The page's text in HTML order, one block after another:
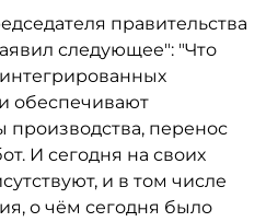
правительства
следующее": "Что
обеспечивают
перенос
И сегодня на своих
и в том числе
о чём сегодня было